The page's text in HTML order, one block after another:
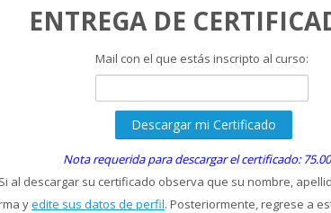
ENTREGA DE
Mail con el que estás inscripto al curso:
Nota requerida para descargar el certificado:
Si al descargar su certificado observa que su nombre,
yedite sus datos de perfil. Posteriormente, regrese a